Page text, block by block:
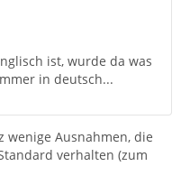
ist, wurde da was
in deutsch...
wenige Ausnahmen, die
verhalten (zum